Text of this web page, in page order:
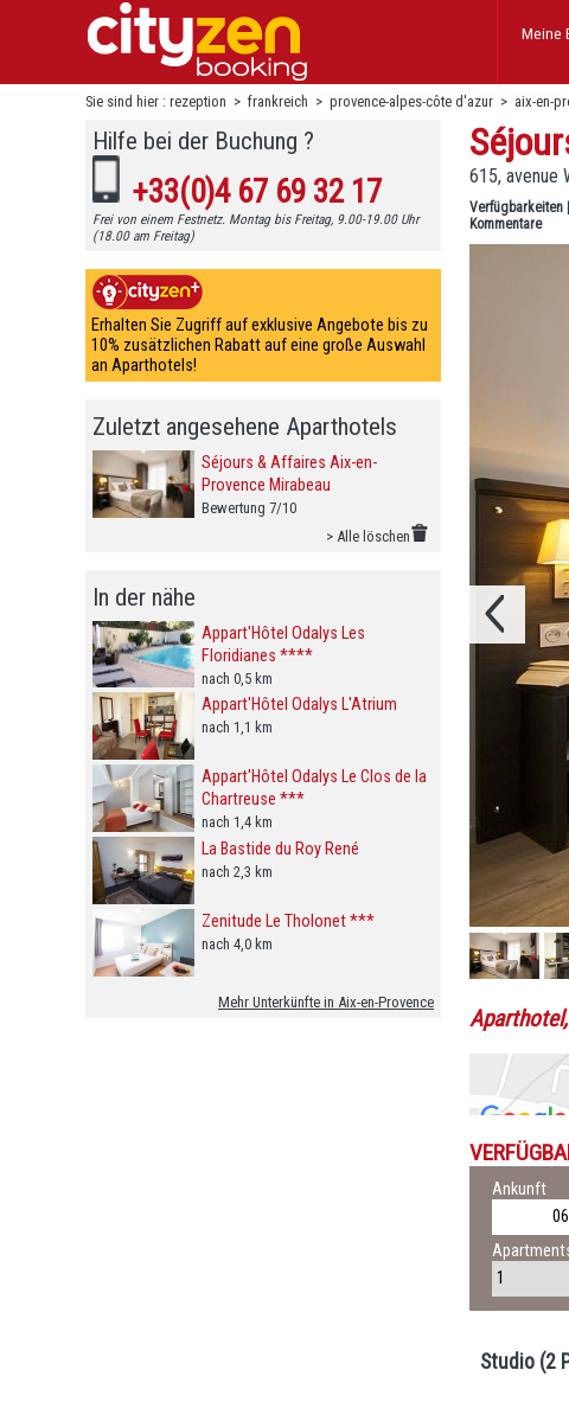
Meine
Sie sind hier : rezeption > frankreich > provence-alpes-côte d'azur > aix-en-
Hilfe bei der Buchung ?
+33(0)4 67 69 32 17
Frei von einem Festnetz. Montag bis Freitag, 9.00-19.00 Uhr
(18.00 am Freitag)
Erhalten Sie Zugriff auf exklusive Angebote bis zu
10% zusätzlichen Rabatt auf eine große Auswahl
an Aparthotels!
Zuletzt angesehene Aparthotels
Séjours & Affaires Aix-en-
Provence Mirabeau
Bewertung 7/10
> Alle löschen
In der nähe
Appart'Hôtel Odalys Les
Floridianes ****
nach 0,5 km
Appart'Hôtel Odalys L'Atrium
nach 1,1 km
Appart'Hôtel Odalys Le Clos de la
Chartreuse ***
nach 1,4 km
La Bastide du Roy René
nach 2,3 km
Zenitude Le Tholonet ***
nach 4,0 km
Mehr Unterkünfte in Aix-en-Provence
615, avenue
Verfügbarkeiten
Kommentare
Ankunft
Studio (2